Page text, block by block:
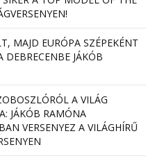
MAJD EURÓPA SZÉPEKÉNT
DEBRECENBE JÁKÓB
A VILÁG
JÁKÓB RAMÓNA
VERSENYEZ A VILÁGHÍRŰ